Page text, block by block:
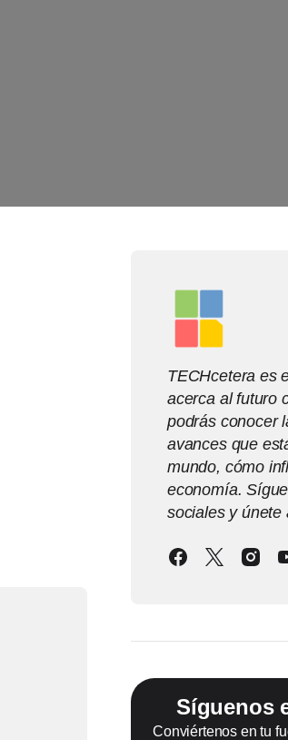
TECHcetera es
acerca al futuro
podrás conocer
avances que
mundo, cómo
economía.
sociales y únete
Síguenos
Conviértenos en tu